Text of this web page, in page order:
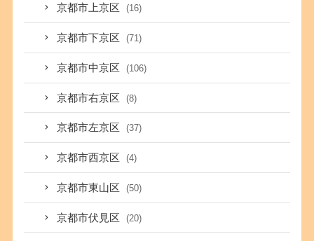
京都市上京区 (16)
京都市下京区 (71)
京都市中京区 (106)
京都市右京区 (8)
京都市左京区 (37)
京都市西京区 (4)
京都市東山区 (50)
京都市伏見区 (20)